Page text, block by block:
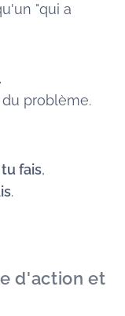
"qui a
problème.
fais,
.
d'action et